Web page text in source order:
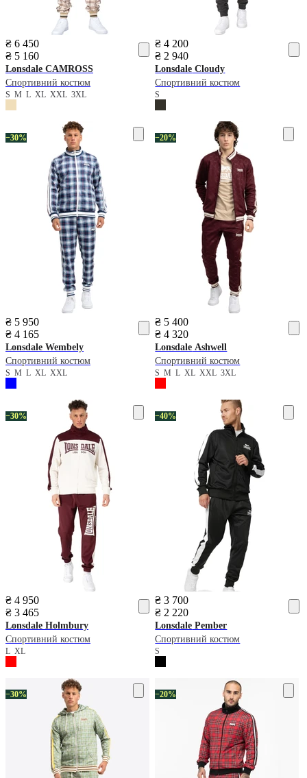
₴ 6 450
₴ 5 160
Lonsdale CAMROSS
Спортивний костюм
S M L XL XXL 3XL
₴ 4 200
₴ 2 940
Lonsdale Cloudy
Спортивний костюм
S
−30%
₴ 5 950
₴ 4 165
Lonsdale Wembely
Спортивний костюм
S M L XL XXL
−20%
₴ 5 400
₴ 4 320
Lonsdale Ashwell
Спортивний костюм
SMLXLXXL3XL
−30%
₴ 4 950
₴ 3 465
Lonsdale Holmbury
Спортивний костюм
L XL
−40%
₴ 3 700
₴ 2 220
Lonsdale Pember
Спортивний костюм
S
−30% −20%